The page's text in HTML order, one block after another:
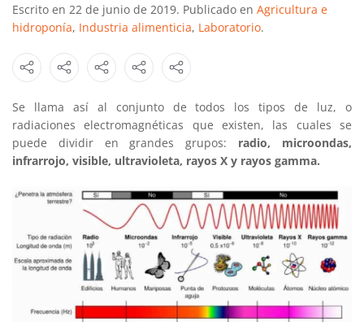
Escrito en 22 de junio de 2019. Publicado en Agricultura e
hidroponía, Industria alimenticia, Laboratorio.
Se llama así al conjunto de todos los tipos de luz, o
radiaciones electromagnéticas que existen, las cuales se
puede dividir en grandes grupos: radio, microondas,
infrarrojo, visible, ultravioleta, rayos X y rayos gamma.